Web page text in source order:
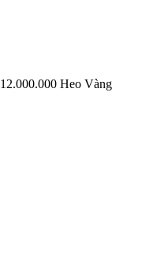
12.000.000 Heo Vàng